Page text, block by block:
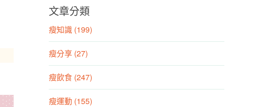
文章分類
瘦知識 (199)
瘦分享 (27)
瘦飲食 (247)
瘦運動 (155)